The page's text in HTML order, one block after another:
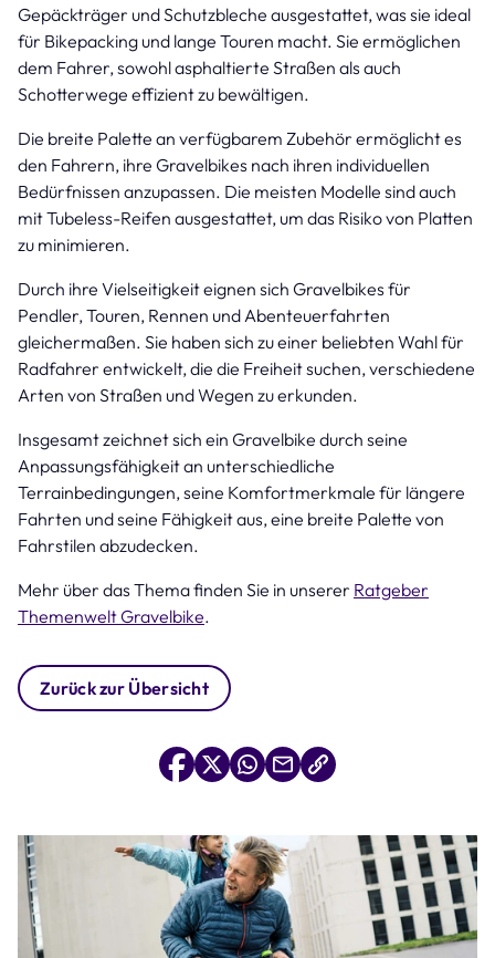
Gepäckträger und Schutzbleche ausgestattet, was sie ideal
für Bikepacking und lange Touren macht. Sie ermöglichen
dem Fahrer, sowohl asphaltierte Straßen als auch
Schotterwege effizient zu bewältigen.
Die breite Palette an verfügbarem Zubehör ermöglicht es
den Fahrern, ihre Gravelbikes nach ihren individuellen
Bedürfnissen anzupassen. Die meisten Modelle sind auch
mit Tubeless-Reifen ausgestattet, um das Risiko von Platten
zu minimieren.
Durch ihre Vielseitigkeit eignen sich Gravelbikes für
Pendler, Touren, Rennen und Abenteuerfahrten
gleichermaßen. Sie haben sich zu einer beliebten Wahl für
Radfahrer entwickelt, die die Freiheit suchen, verschiedene
Arten von Straßen und Wegen zu erkunden.
Insgesamt zeichnet sich ein Gravelbike durch seine
Anpassungsfähigkeit an unterschiedliche
Terrainbedingungen, seine Komfortmerkmale für längere
Fahrten und seine Fähigkeit aus, eine breite Palette von
Fahrstilen abzudecken.
Mehr über das Thema finden Sie in unserer Ratgeber
Themenwelt Gravelbike.
Zurück zur Übersicht